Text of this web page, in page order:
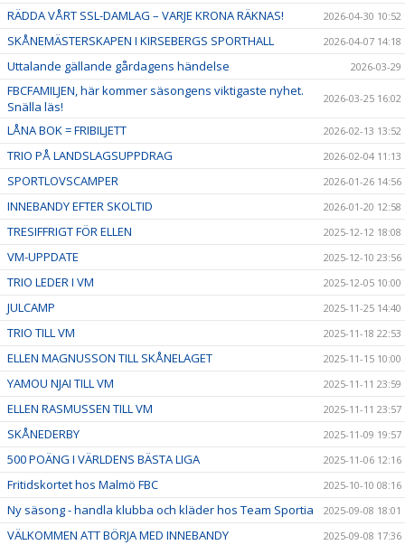
RÄDDA VÅRT SSL-DAMLAG – VARJE KRONA RÄKNAS! 2026-04-30 10:52
SKÅNEMÄSTERSKAPEN I KIRSEBERGS SPORTHALL 2026-04-07 14:18
Uttalande gällande gårdagens händelse 2026-03-29
FBCFAMILJEN, här kommer säsongens viktigaste nyhet.
Snälla läs!
2026-03-25 16:02
LÅNA BOK = FRIBILJETT 2026-02-13 13:52
TRIO PÅ LANDSLAGSUPPDRAG 2026-02-04 11:13
SPORTLOVSCAMPER 2026-01-26 14:56
INNEBANDY EFTER SKOLTID 2026-01-20 12:58
TRESIFFRIGT FÖR ELLEN 2025-12-12 18:08
VM-UPPDATE 2025-12-10 23:56
TRIO LEDER I VM 2025-12-05 10:00
JULCAMP 2025-11-25 14:40
TRIO TILL VM 2025-11-18 22:53
ELLEN MAGNUSSON TILL SKÅNELAGET 2025-11-15 10:00
YAMOU NJAI TILL VM 2025-11-11 23:59
ELLEN RASMUSSEN TILL VM 2025-11-11 23:57
SKÅNEDERBY 2025-11-09 19:57
500 POÄNG I VÄRLDENS BÄSTA LIGA 2025-11-06 12:16
Fritidskortet hos Malmö FBC 2025-10-10 08:16
Ny säsong - handla klubba och kläder hos Team Sportia 2025-09-08 18:01
VÄLKOMMEN ATT BÖRJA MED INNEBANDY 2025-09-08 17:36